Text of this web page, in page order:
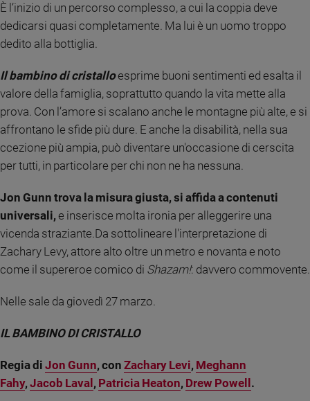
inclusione
Costume
e
Sanremo
2026
e
Libri
Musica
Arte
Famiglia
e
Nonni
Coppia
È l’inizio di un percorso complesso, a cui la coppia deve
dedicarsi quasi completamente. Ma lui è un uomo troppo
dedito alla bottiglia.
Il bambino di cristalloesprime buoni sentimenti ed esalta il
valore della famiglia, soprattutto quando la vita mette alla
prova. Con l’amore si scalano anche le montagne più alte, e si
affrontano le sfide più dure. E anche la disabilità, nella sua
ccezione più ampia, può diventare un'occasione di cerscita
per tutti, in particolare per chi non ne ha nessuna.
Jon Gunn trova la misura giusta, si affida a contenuti
universali, e inserisce molta ironia per alleggerire una
vicenda straziante.Da sottolineare l'interpretazione di
Zachary Levy, attore alto oltre un metro e novanta e noto
come il supereroe comico di Shazam!: davvero commovente.
Nelle sale da giovedì 27 marzo.
IL BAMBINO DI CRISTALLO
Regia di Jon Gunn, con Zachary Levi, Meghann
Fahy, Jacob Laval , Patricia Heaton, Drew Powell .